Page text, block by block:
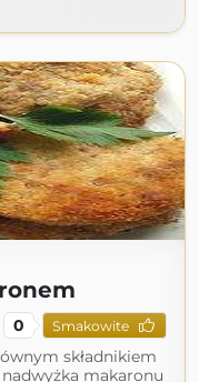
0 Smakowite
składnikiem
makaronu